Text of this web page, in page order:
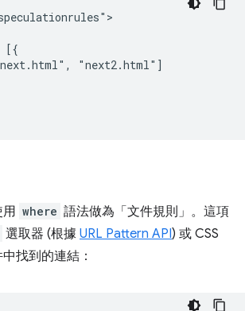
[{
"next2.html"]
where 語法做為「文件規則」。這項
選取器 (根據 URL Pattern API) 或 CSS
找到的連結：